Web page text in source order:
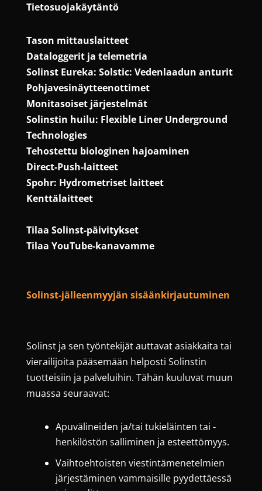
Tietosuojakäytäntö
Tason mittauslaitteet
Dataloggerit ja telemetria
Solinst Eureka: Solstic: Vedenlaadun anturit
Pohjavesinäytteenottimet
Monitasoiset järjestelmät
Solinstin huilu: Flexible Liner Underground
Technologies
Tehostettu biologinen hajoaminen
Direct-Push-laitteet
Spohr: Hydrometriset laitteet
Kenttälaitteet
Tilaa Solinst-päivitykset
Tilaa YouTube-kanavamme
Solinst-jälleenmyyjän sisäänkirjautuminen
Solinst ja sen työntekijät auttavat asiakkaita tai
vierailijoita pääsemään helposti Solinstin
tuotteisiin ja palveluihin. Tähän kuuluvat muun
muassa seuraavat:
Apuvälineiden ja/tai tukieläinten tai -
henkilöstön salliminen ja esteettömyys.
Vaihtoehtoisten viestintämenetelmien
järjestäminen vammaisille pyydettäessä